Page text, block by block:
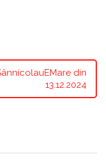
din
13.12.2024